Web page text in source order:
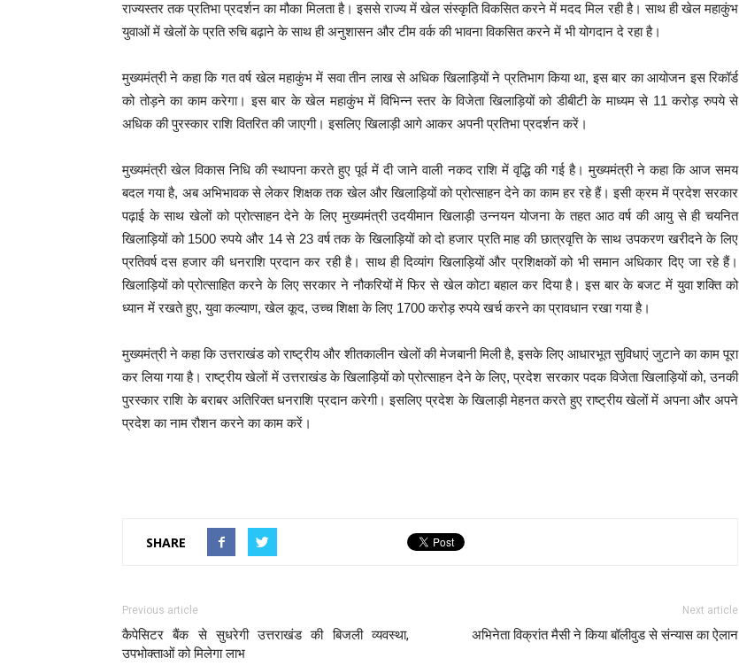
राज्यस्तर तक प्रतिभा प्रदर्शन का मौका मिलता है। इससे राज्य में खेल संस्कृति विकसित करने में मदद मिल रही है। साथ ही खेल महाकुंभ
युवाओं में खेलों के प्रति रुचि बढ़ाने के साथ ही अनुशासन और टीम वर्क की भावना विकसित करने में भी योगदान दे रहा है।
मुख्यमंत्री ने कहा कि गत वर्ष खेल महाकुंभ में सवा तीन लाख से अधिक खिलाड़ियों ने प्रतिभाग किया था, इस बार का आयोजन इस रिकॉर्ड
को तोड़ने का काम करेगा। इस बार के खेल महाकुंभ में विभिन्न स्तर के विजेता खिलाड़ियों को डीबीटी के माध्यम से 11 करोड़ रुपये से
अधिक की पुरस्कार राशि वितरित की जाएगी। इसलिए खिलाड़ी आगे आकर अपनी प्रतिभा प्रदर्शन करें।
मुख्यमंत्री खेल विकास निधि की स्थापना करते हुए पूर्व में दी जाने वाली नकद राशि में वृद्धि की गई है। मुख्यमंत्री ने कहा कि आज समय
बदल गया है, अब अभिभावक से लेकर शिक्षक तक खेल और खिलाड़ियों को प्रोत्साहन देने का काम हर रहे हैं। इसी क्रम में प्रदेश सरकार
पढ़ाई के साथ खेलों को प्रोत्साहन देने के लिए मुख्यमंत्री उदयीमान खिलाड़ी उन्नयन योजना के तहत आठ वर्ष की आयु से ही चयनित
खिलाड़ियों को 1500 रुपये और 14 से 23 वर्ष तक के खिलाड़ियों को दो हजार प्रति माह की छात्रवृत्ति के साथ उपकरण खरीदने के लिए
प्रतिवर्ष दस हजार की धनराशि प्रदान कर रही है। साथ ही दिव्यांग खिलाड़ियों और प्रशिक्षकों को भी समान अधिकार दिए जा रहे हैं।
खिलाड़ियों को प्रोत्साहित करने के लिए सरकार ने नौकरियों में फिर से खेल कोटा बहाल कर दिया है। इस बार के बजट में युवा शक्ति को
ध्यान में रखते हुए, युवा कल्याण, खेल कूद, उच्च शिक्षा के लिए 1700 करोड़ रुपये खर्च करने का प्रावधान रखा गया है।
मुख्यमंत्री ने कहा कि उत्तराखंड को राष्ट्रीय और शीतकालीन खेलों की मेजबानी मिली है, इसके लिए आधारभूत सुविधाएं जुटाने का काम पूरा
कर लिया गया है। राष्ट्रीय खेलों में उत्तराखंड के खिलाड़ियों को प्रोत्साहन देने के लिए, प्रदेश सरकार पदक विजेता खिलाड़ियों को, उनकी
पुरस्कार राशि के बराबर अतिरिक्त धनराशि प्रदान करेगी। इसलिए प्रदेश के खिलाड़ी मेहनत करते हुए राष्ट्रीय खेलों में अपना और अपने
प्रदेश का नाम रौशन करने का काम करें।
SHARE
Previous article
कैपेसिटर बैंक से सुधरेगी उत्तराखंड की बिजली व्यवस्था,
उपभोक्ताओं को मिलेगा लाभ
Next article
अभिनेता विक्रांत मैसी ने किया बॉलीवुड से संन्यास का ऐलान